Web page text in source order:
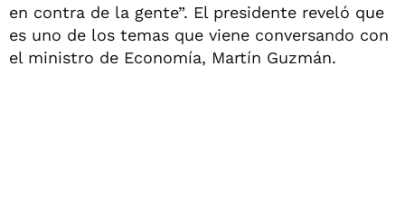
en contra de la gente”. El presidente reveló que
es uno de los temas que viene conversando con
el ministro de Economía, Martín Guzmán.